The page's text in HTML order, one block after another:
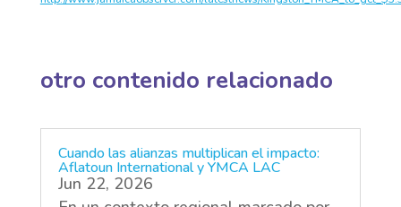
otro contenido relacionado
Cuando las alianzas multiplican el impacto:
Aflatoun International y YMCA LAC
Jun 22, 2026